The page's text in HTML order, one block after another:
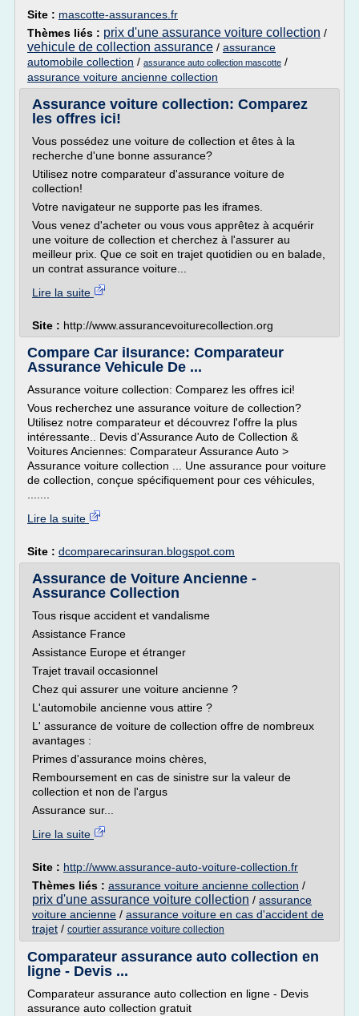
Site : mascotte-assurances.fr
Thèmes liés : prix d'une assurance voiture collection /
vehicule de collection assurance / assurance
automobile collection / assurance auto collection mascotte /
assurance voiture ancienne collection
Assurance voiture collection: Comparez
les offres ici!
Vous possédez une voiture de collection et êtes à la
recherche d'une bonne assurance?
Utilisez notre comparateur d'assurance voiture de
collection!
Votre navigateur ne supporte pas les iframes.
Vous venez d'acheter ou vous vous apprêtez à acquérir
une voiture de collection et cherchez à l'assurer au
meilleur prix. Que ce soit en trajet quotidien ou en balade,
un contrat assurance voiture...
Lire la suite
Site : http://www.assurancevoiturecollection.org
Compare Car iIsurance: Comparateur
Assurance Vehicule De ...
Assurance voiture collection: Comparez les offres ici!
Vous recherchez une assurance voiture de collection?
Utilisez notre comparateur et découvrez l'offre la plus
intéressante.. Devis d'Assurance Auto de Collection &
Voitures Anciennes: Comparateur Assurance Auto >
Assurance voiture collection ... Une assurance pour voiture
de collection, conçue spécifiquement pour ces véhicules,
Lire la suite
Site : dcomparecarinsuran.blogspot.com
Assurance de Voiture Ancienne -
Assurance Collection
Tous risque accident et vandalisme
Assistance France
Assistance Europe et étranger
Trajet travail occasionnel
Chez qui assurer une voiture ancienne ?
L'automobile ancienne vous attire ?
L' assurance de voiture de collection offre de nombreux
avantages :
Primes d'assurance moins chères,
Remboursement en cas de sinistre sur la valeur de
collection et non de l'argus
Assurance sur...
Lire la suite
Site : http://www.assurance-auto-voiture-collection.fr
Thèmes liés : assurance voiture ancienne collection /
prix d'une assurance voiture collection / assurance
voiture ancienne / assurance voiture en cas d'accident de
trajet / courtier assurance voiture collection
Comparateur assurance auto collection en
ligne - Devis ...
Comparateur assurance auto collection en ligne - Devis
assurance auto collection gratuit